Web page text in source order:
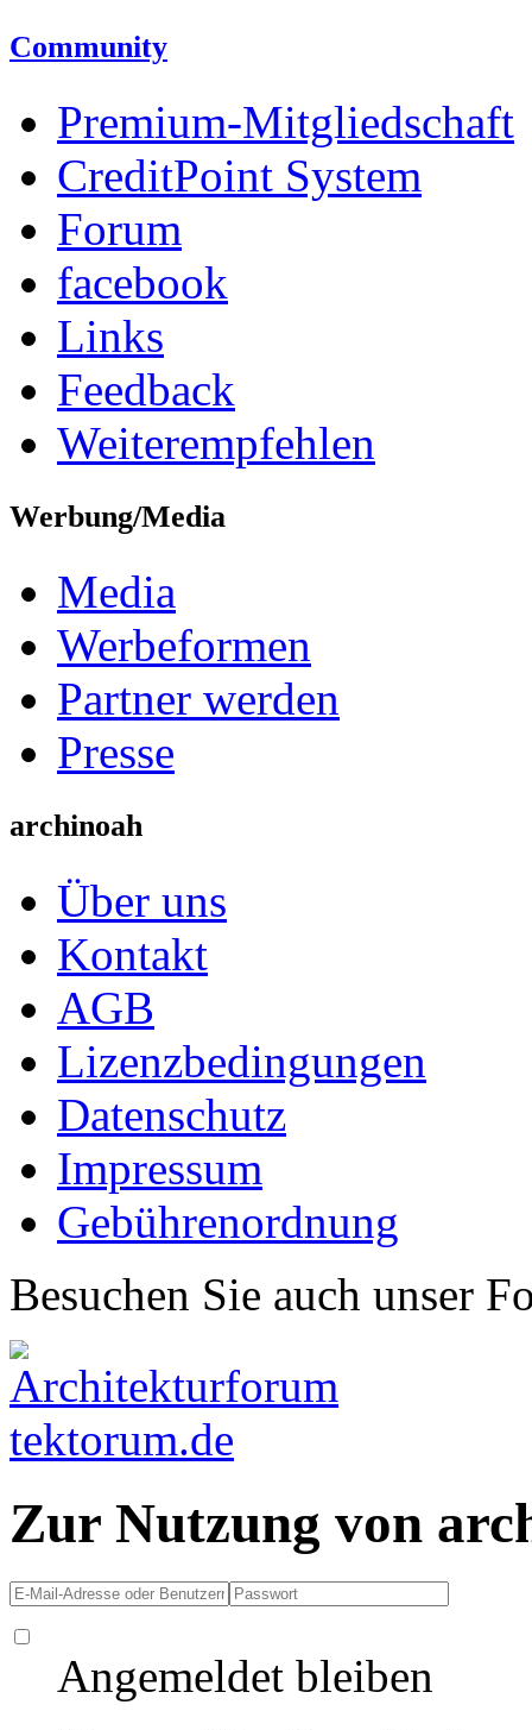
Community
Premium-Mitgliedschaft
CreditPoint System
Forum
facebook
Links
Feedback
Weiterempfehlen
Werbung/Media
Media
Werbeformen
Partner werden
Presse
archinoah
Über uns
Kontakt
AGB
Lizenzbedingungen
Datenschutz
Impressum
Gebührenordnung
Besuchen Sie auch unser
Zur Nutzung von
Angemeldet bleiben